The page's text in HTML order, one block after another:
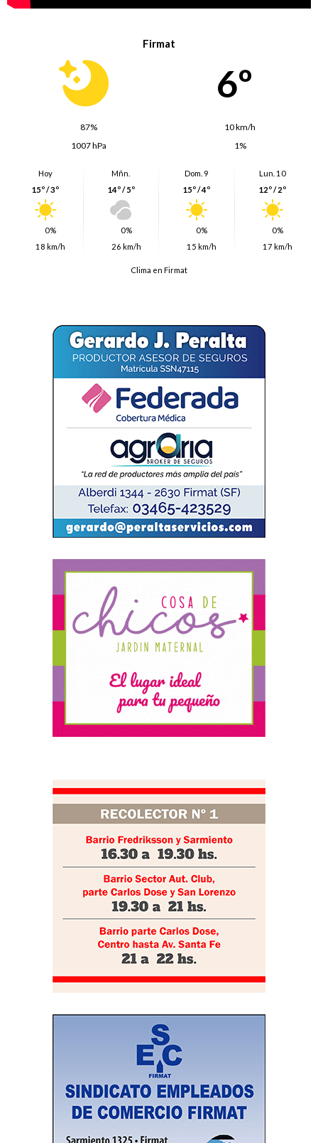
Firmat
6º
87%
10 km/h
1007 hPa
1%
Hoy
15º / 3º
0%
18 km/h
Mñn.
14º / 5º
0%
26 km/h
Dom. 9
15º / 4º
0%
15 km/h
Lun. 10
12º / 2º
0%
17 km/h
Clima en Firmat